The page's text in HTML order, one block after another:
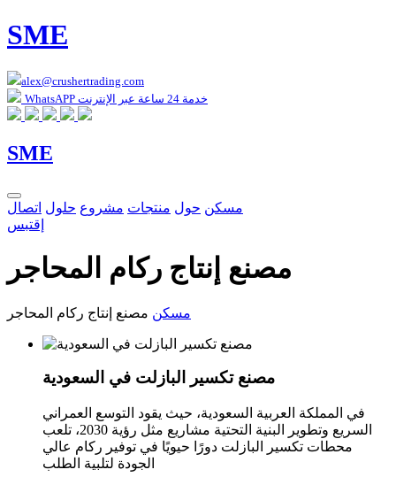
SME
alex@crushertrading.com
WhatsAPP خدمة 24 ساعة عبر الإنترنت
SME
مسكن حول منتجات مشروع حلول اتصال
إقتبس
مصنع إنتاج ركام المحاجر
مسكن مصنع إنتاج ركام المحاجر
مصنع تكسير البازلت في السعودية
في المملكة العربية السعودية، حيث يقود التوسع العمراني
السريع وتطوير البنية التحتية مشاريع مثل رؤية 2030، تلعب
محطات تكسير البازلت دورًا حيويًا في توفير ركام عالي
الجودة لتلبية الطلب